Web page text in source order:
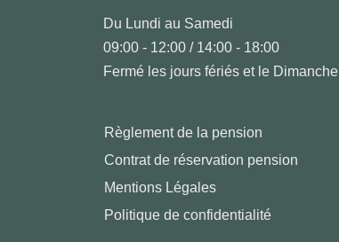
Du Lundi au Samedi
09:00 - 12:00 / 14:00 - 18:00
Fermé les jours fériés et le Dimanche
Règlement de la pension
Contrat de réservation pension
Mentions Légales
Politique de confidentialité